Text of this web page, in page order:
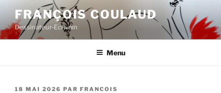
contenu
principal
FRANÇOIS COULAUD
Dessinateur-Ecrivain
Menu
PUBLIÉ
18 MAI 2026 PAR FRANCOIS